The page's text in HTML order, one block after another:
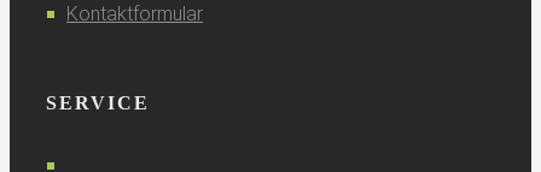
Kontaktformular
SERVICE